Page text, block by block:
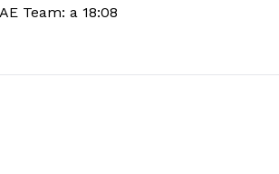
Team: a 18:08